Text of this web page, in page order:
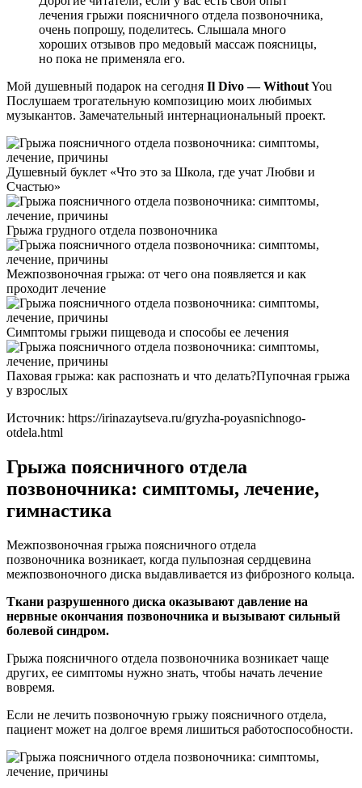
лечения грыжи поясничного отдела позвоночника,
очень попрошу, поделитесь. Слышала много
хороших отзывов про медовый массаж поясницы,
но пока не применяла его.
Мой душевный подарок на сегодня Il Divo — WithoutYou
Послушаем трогательную композицию моих любимых
музыкантов. Замечательный интернациональный проект.
Душевный буклет «Что это за Школа, где учат Любви и
Счастью»
Грыжа грудного отдела позвоночника
Межпозвоночная грыжа: от чего она появляется и как
проходит лечение
Симптомы грыжи пищевода и способы ее лечения
Паховая грыжа: как распознать и что делать?Пупочная грыжа
у взрослых
Источник: https://irinazaytseva.ru/gryzha-poyasnichnogo-
otdela.html
Грыжа поясничного отдела
позвоночника: симптомы, лечение,
гимнастика
Межпозвоночная грыжа поясничного отдела
позвоночника возникает, когда пульпозная сердцевина
межпозвоночного диска выдавливается из фиброзного кольца.
Ткани разрушенного диска оказывают давление на
нервные окончания позвоночника и вызывают сильный
болевой синдром.
Грыжа поясничного отдела позвоночника возникает чаще
других, ее симптомы нужно знать, чтобы начать лечение
вовремя.
Если не лечить позвоночную грыжу поясничного отдела,
пациент может на долгое время лишиться работоспособности.